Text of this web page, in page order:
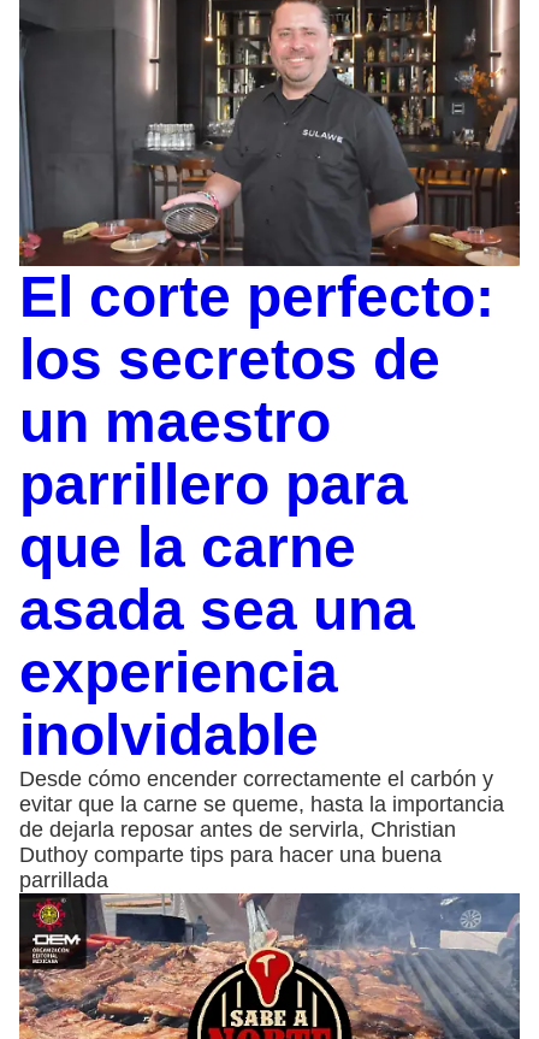
El corte perfecto:
los secretos de
un maestro
parrillero para
que la carne
asada sea una
experiencia
inolvidable
Desde cómo encender correctamente el carbón y
evitar que la carne se queme, hasta la importancia
de dejarla reposar antes de servirla, Christian
Duthoy comparte tips para hacer una buena
parrillada